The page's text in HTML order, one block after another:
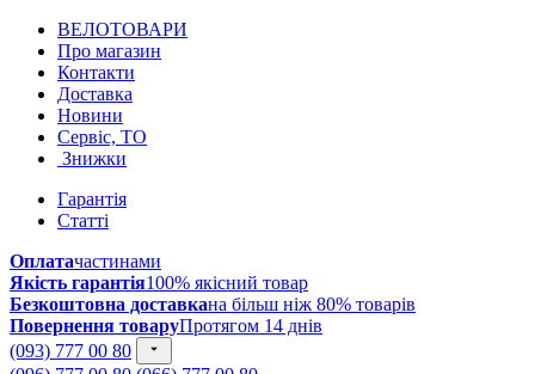
ВЕЛОТОВАРИ
Про магазин
Контакти
Доставка
Новини
Сервіс, ТО
Знижки
Гарантія
Статті
Оплатачастинами
Якість гарантія100% якісний товар
Безкоштовна доставкана більш ніж 80% товарів
Повернення товаруПротягом 14 днів
(093) 777 00 80